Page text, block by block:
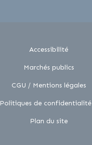
Accessibilité
Marchés publics
CGU / Mentions légales
Politiques de confidentialité
Plan du site